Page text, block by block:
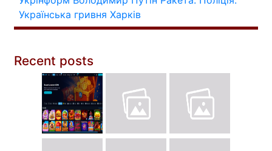
Українська гривня Харків
Recent posts